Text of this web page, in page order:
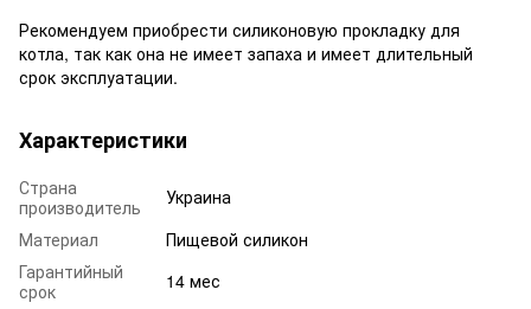
Рекомендуем приобрести силиконовую прокладку для
котла, так как она не имеет запаха и имеет длительный
срок эксплуатации.
Характеристики
Страна
производитель
Украина
Материал
Пищевой силикон
Гарантийный
срок
14 мес